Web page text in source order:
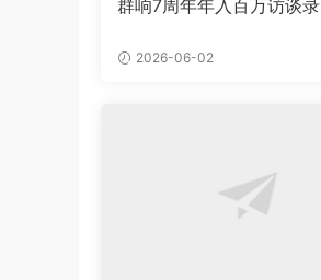
群响7周年年入百万访谈录
2026-06-02